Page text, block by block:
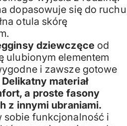
dopasowuje się do ruchu
otula skórę
dziewczęce od
ulubionym elementem
i zawsze gotowe
Delikatny materiał
a proste fasony
z innymi ubraniami.
sobie funkcjonalność i